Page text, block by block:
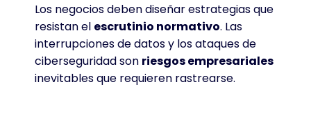
Los negocios deben diseñar estrategias que
resistan el escrutinio normativo. Las
interrupciones de datos y los ataques de
ciberseguridad son riesgos empresariales
inevitables que requieren rastrearse.